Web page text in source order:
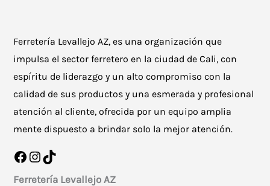
Ferretería Levallejo AZ, es una organización que
impulsa el sector ferretero en la ciudad de Cali, con
espíritu de liderazgo y un alto compromiso con la
calidad de sus productos y una esmerada y profesional
atención al cliente, ofrecida por un equipo amplia
mente dispuesto a brindar solo la mejor atención.
Facebook
Instagram
TikTok
Ferretería Levallejo AZ